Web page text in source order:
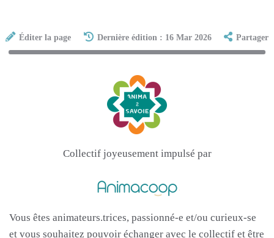
Éditer la page Dernière édition : 16 Mar 2026 Partager
Collectif joyeusement impulsé par
Vous êtes animateurs.trices, passionné-e et/ou curieux-se
et vous souhaitez pouvoir échanger avec le collectif et être